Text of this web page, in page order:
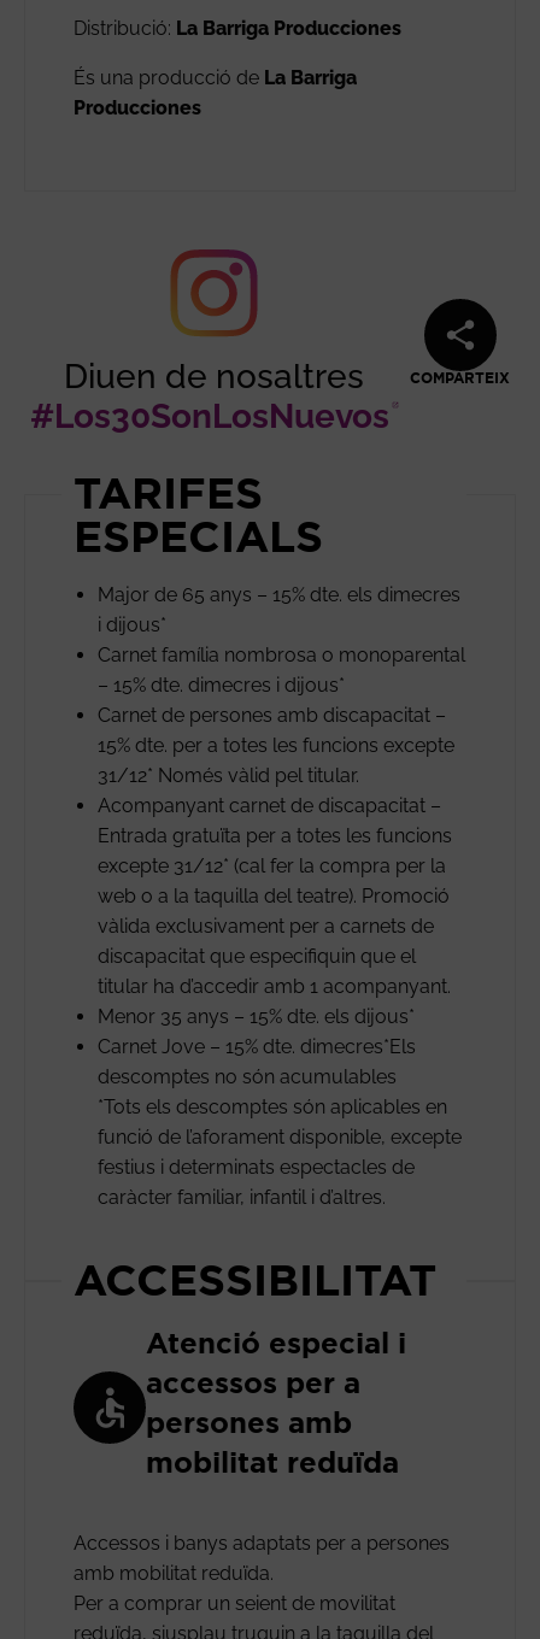
Distribució: La Barriga Producciones
És una producció de La Barriga
Producciones
Diuen de nosaltres
#Los30SonLosNuevos
COMPARTEIX
TARIFES
ESPECIALS
Major de 65 anys – 15% dte. els dimecres
i dijous*
Carnet família nombrosa o monoparental
– 15% dte. dimecres i dijous*
Carnet de persones amb discapacitat –
15% dte. per a totes les funcions excepte
31/12* Només vàlid pel titular.
Acompanyant carnet de discapacitat –
Entrada gratuïta per a totes les funcions
excepte 31/12* (cal fer la compra per la
web o a la taquilla del teatre). Promoció
vàlida exclusivament per a carnets de
discapacitat que especifiquin que el
titular ha d’accedir amb 1 acompanyant.
Menor 35 anys – 15% dte. els dijous*
Carnet Jove – 15% dte. dimecres*Els
descomptes no són acumulables
*Tots els descomptes són aplicables en
funció de l’aforament disponible, excepte
festius i determinats espectacles de
caràcter familiar, infantil i d’altres.
ACCESSIBILITAT
Atenció especial i
accessos per a
persones amb
mobilitat reduïda
Accessos i banys adaptats per a persones
amb mobilitat reduïda.
Per a comprar un seient de movilitat
reduïda, siusplau truquin a la taquilla del